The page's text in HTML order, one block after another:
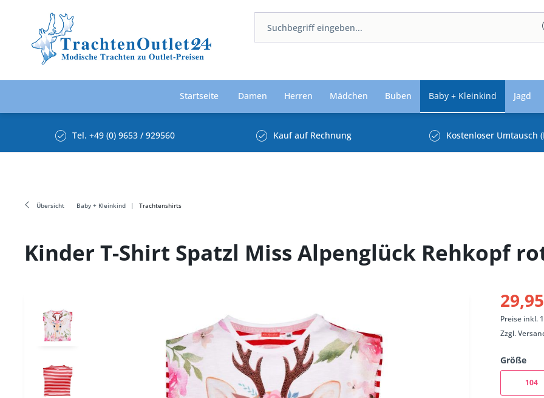
Startseite Damen Herren Mädchen Buben Baby + Kleinkind Jagd
Tel. +49 (0) 9653 / 929560 Kauf auf Rechnung Kostenloser Umtausch
Übersicht Baby + Kleinkind Trachtenshirts
Kinder T-Shirt Spatzl Miss Alpenglück Rehkopf
Preise inkl.
Zzgl.
Größe
104